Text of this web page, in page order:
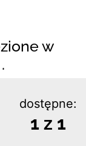
w
dostępne:
1 z 1